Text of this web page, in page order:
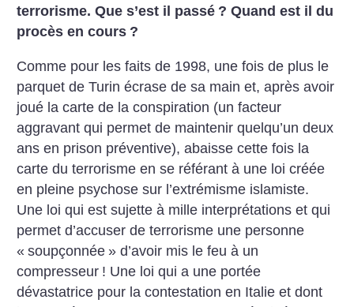
terrorisme. Que s’est il passé ? Quand est il du
procès en cours ?
Comme pour les faits de 1998, une fois de plus le
parquet de Turin écrase de sa main et, après avoir
joué la carte de la conspiration (un facteur
aggravant qui permet de maintenir quelqu’un deux
ans en prison préventive), abaisse cette fois la
carte du terrorisme en se référant à une loi créée
en pleine psychose sur l’extrémisme islamiste.
Une loi qui est sujette à mille interprétations et qui
permet d’accuser de terrorisme une personne
« soupçonnée » d’avoir mis le feu à un
compresseur ! Une loi qui a une portée
dévastatrice pour la contestation en Italie et dont